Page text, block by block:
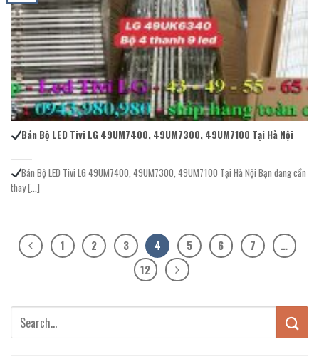
Bán Bộ LED Tivi LG 49UM7400, 49UM7300, 49UM7100 Tại Hà Nội
Bán Bộ LED Tivi LG 49UM7400, 49UM7300, 49UM7100 Tại Hà Nội Bạn đang cần
thay [...]
1 2 3 4 5 6 7
…
12